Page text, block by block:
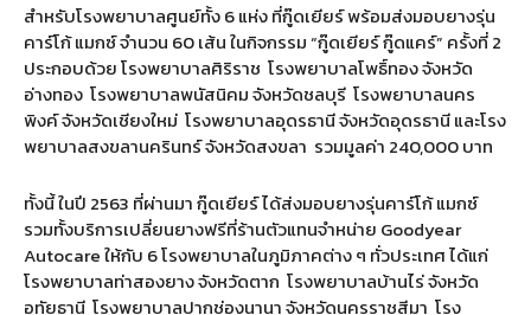
สำหรับโรงพยาบาลศูนย์ทั้ง 6 แห่ง ที่กู๊ดเยียร์ พร้อมส่งมอบยางรุ่น
คาร์โก้ แมกซ์ จำนวน 60 เส้น ในกิจกรรม “กู๊ดเยียร์ กู๊ดแคร์” ครั้งที่ 2
ประกอบด้วย โรงพยาบาลศิริราช โรงพยาบาลโพธิ์ทอง จังหวัด
อ่างทอง โรงพยาบาลพนัสนิคม จังหวัดชลบุรี โรงพยาบาลนคร
พิงค์ จังหวัดเชียงใหม่ โรงพยาบาลอุดรธานี จังหวัดอุดรธานี และโรง
พยาบาลสงขลานครินทร์ จังหวัดสงขลา รวมมูลค่า 240,000 บาท
ทั้งนี้ ในปี 2563 ที่ผ่านมา กู๊ดเยียร์ ได้ส่งมอบยางรุ่นคาร์โก้ แมกซ์
รวมทั้งบริการเปลี่ยนยางฟรีที่ร้านตัวแทนจำหน่าย Goodyear
Autocare ให้กับ 6 โรงพยาบาลในภูมิภาคต่าง ๆ ทั่วประเทศ ได้แก่
โรงพยาบาลท่าสองยาง จังหวัดตาก โรงพยาบาลบ้านไร่ จังหวัด
อุทัยธานี โรงพยาบาลปากช่องนานา จังหวัดนครราชสีมา โรง